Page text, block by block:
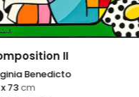
II
Benedicto
73cm